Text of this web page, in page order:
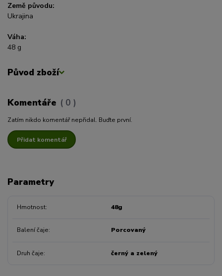
Země původu:
Ukrajina
Váha:
48 g
Původ zboží
Komentáře 0
Zatím nikdo komentář nepřidal. Buďte první.
Přidat komentář
Parametry
Hmotnost 48g
Balení čaje Porcovaný
Druh čaje černý a zelený